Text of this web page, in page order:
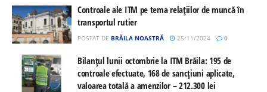
Controale ale ITM pe tema relațiilor de muncă în
transportul rutier
POSTAT DE BRĂILA NOASTRĂ 25/11/2024 0
Bilanțul lunii octombrie la ITM Brăila: 195 de
controale efectuate, 168 de sancțiuni aplicate,
valoarea totală a amenzilor – 212.300 lei